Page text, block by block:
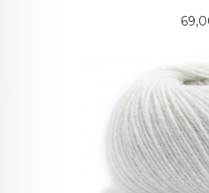
Pris